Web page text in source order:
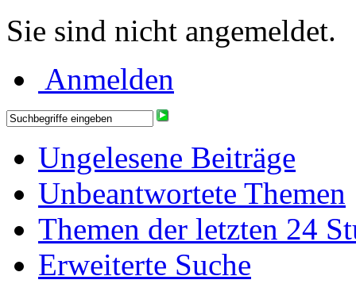
Sie sind nicht angemeldet.
Anmelden
Ungelesene Beiträge
Unbeantwortete Themen
Themen der letzten 24
Erweiterte Suche